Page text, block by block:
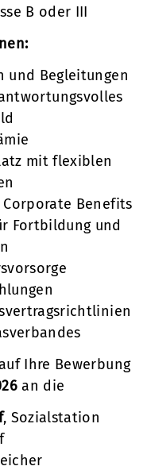
B oder III
und Begleitungen
mit flexiblen
Benefits
Fortbildung und
Ihre Bewerbung
an die
, Sozialstation